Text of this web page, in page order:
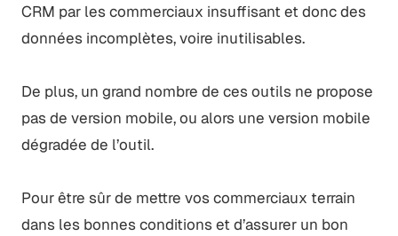
CRM par les commerciaux insuffisant et donc des
données incomplètes, voire inutilisables.
De plus, un grand nombre de ces outils ne propose
pas de version mobile, ou alors une version mobile
dégradée de l’outil.
Pour être sûr de mettre vos commerciaux terrain
dans les bonnes conditions et d’assurer un bon